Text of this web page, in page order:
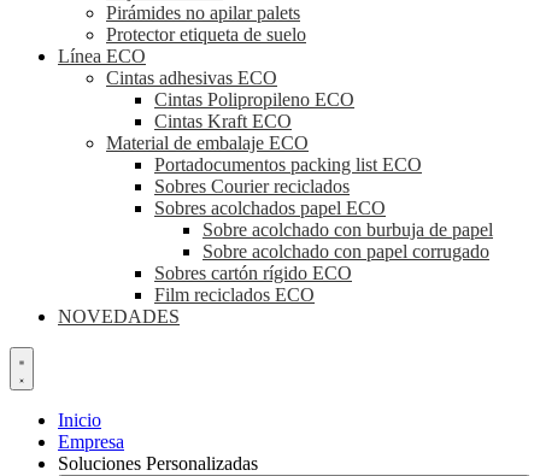
Pirámides no apilar palets
Protector etiqueta de suelo
Línea ECO
Cintas adhesivas ECO
Cintas Polipropileno ECO
Cintas Kraft ECO
Material de embalaje ECO
Portadocumentos packing list ECO
Sobres Courier reciclados
Sobres acolchados papel ECO
Sobre acolchado con burbuja de papel
Sobre acolchado con papel corrugado
Sobres cartón rígido ECO
Film reciclados ECO
NOVEDADES
Inicio
Empresa
Soluciones Personalizadas